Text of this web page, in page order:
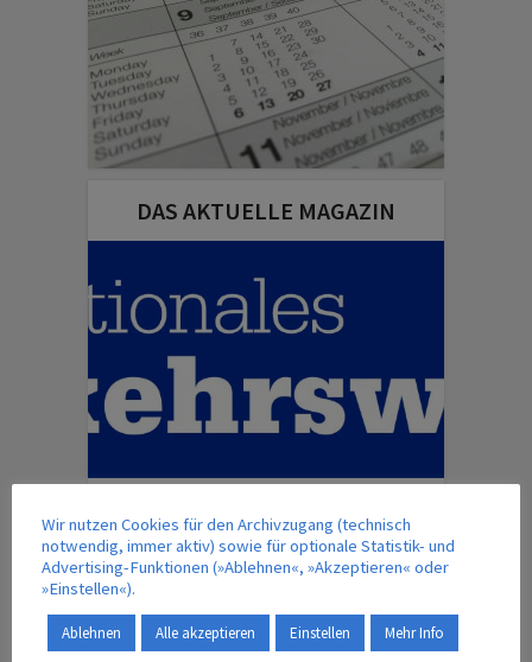
DAS AKTUELLE MAGAZIN
ÜBERSICHT – MAGAZINBEITRÄGE
IM VERLAG ERSCHEINT AUCH …
Wir nutzen Cookies für den Archivzugang (technisch
notwendig, immer aktiv) sowie für optionale Statistik- und
Advertising-Funktionen (»Ablehnen«, »Akzeptieren« oder
»Einstellen«).
Ablehnen Alle akzeptieren Einstellen Mehr Info